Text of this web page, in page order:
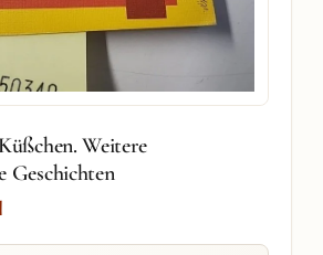
Weitere
Geschichten